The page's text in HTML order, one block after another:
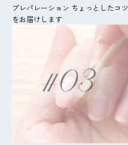
プレパレーション ちょっとしたコツ
をお届けします